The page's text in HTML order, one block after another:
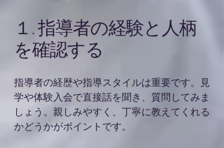
１. 指導者の経験と人柄
を確認する
指導者の経歴や指導スタイルは重要です。見
学や体験入会で直接話を聞き、質問してみま
しょう。親しみやすく、丁寧に教えてくれる
かどうかがポイントです。